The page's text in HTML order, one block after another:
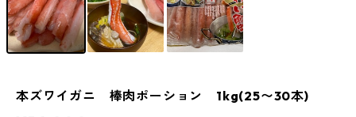
本ズワイガニ 棒肉ポーション 1kg(25〜30本)